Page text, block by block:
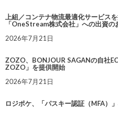
上組／コンテナ物流最適化サービス
「OneStream株式会社」への出資の
2026年7月21日
ZOZO、BONJOUR SAGANの自社
ZOZO」を提供開始
2026年7月21日
ロジポケ、「パスキー認証（MFA）